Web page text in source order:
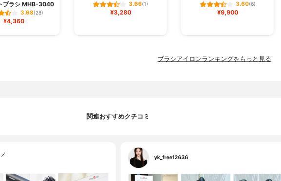
ブラシ MHB-3040
3.68(28)
¥4,360
3.66(1)
¥3,280
3.60(6)
¥9,900
ブラシアイロンランキングをもっと見る
関連おすすめクチコミ
yk_free12636